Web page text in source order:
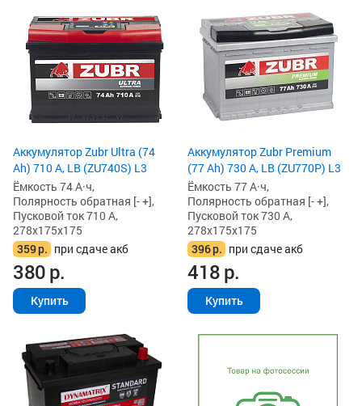
Аккумулятор Zubr Ultra (74
Ah) 710 А, LB (ZU740S) L3
Ёмкость 74 А·ч,
Полярность обратная [- +],
Пусковой ток 710 А,
278x175x175
359р. при сдаче акб
380р.
Купить
Аккумулятор Zubr Premium
(77 Ah) 730 А, LB (ZU770P) L3
Ёмкость 77 А·ч,
Полярность обратная [- +],
Пусковой ток 730 А,
278x175x175
396р. при сдаче акб
418р.
Купить